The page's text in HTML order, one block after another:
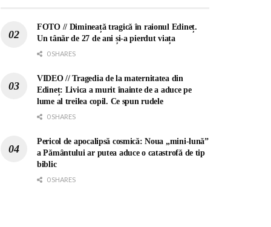
FOTO // Dimineață tragică în raionul Edineț.
Un tânăr de 27 de ani și-a pierdut viața
0 SHARES
VIDEO // Tragedia de la maternitatea din
Edineț: Livica a murit înainte de a aduce pe
lume al treilea copil. Ce spun rudele
0 SHARES
Pericol de apocalipsă cosmică: Noua „mini-lună”
a Pământului ar putea aduce o catastrofă de tip
biblic
0 SHARES